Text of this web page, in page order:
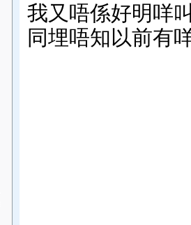
我又唔係好明咩
同埋唔知以前有